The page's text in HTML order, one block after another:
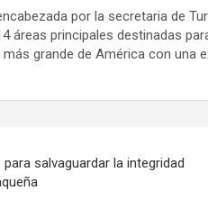
por la secretaria de
áreas principales destinadas
más grande de América con una
salvaguardar la integridad